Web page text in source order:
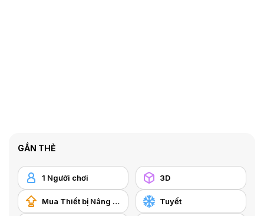
GẮN THẺ
1 Người chơi 3D
Mua Thiết bị Nâng cấp Tuyết